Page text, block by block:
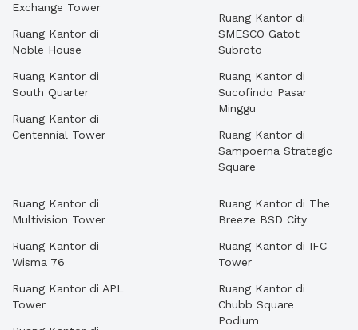
Exchange Tower
Ruang Kantor di
Noble House
Ruang Kantor di
South Quarter
Ruang Kantor di
Centennial Tower
Ruang Kantor di
SMESCO Gatot
Subroto
Ruang Kantor di
Sucofindo Pasar
Minggu
Ruang Kantor di
Sampoerna Strategic
Square
Ruang Kantor di
Multivision Tower
Ruang Kantor di
Wisma 76
Ruang Kantor di APL
Tower
Ruang Kantor di The
Breeze BSD City
Ruang Kantor di IFC
Tower
Ruang Kantor di
Chubb Square
Podium